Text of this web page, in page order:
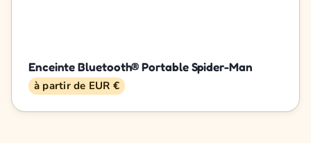
Enceinte Bluetooth® Portable Spider-Man
à partir de EUR €